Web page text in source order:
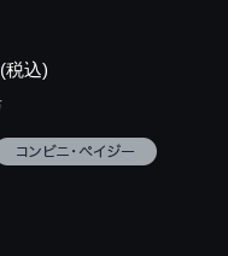
(税込)